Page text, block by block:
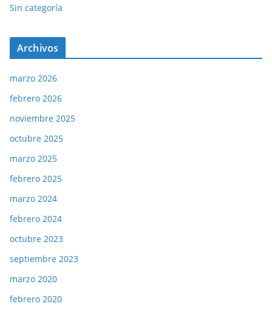
Sin categoría
Archivos
marzo 2026
febrero 2026
noviembre 2025
octubre 2025
marzo 2025
febrero 2025
marzo 2024
febrero 2024
octubre 2023
septiembre 2023
marzo 2020
febrero 2020